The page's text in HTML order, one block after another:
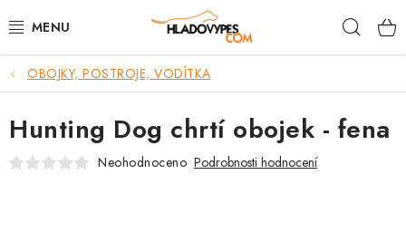
na
POTŘEBY PRO PSY
TAMI PŘEPRAVNÍ BOXY
SPORT SE PSEM
OBOJKY, POSTROJE, VODÍTKA
Hunting Dog chrtí obojek - fena
Neohodnoceno Podrobnosti hodnocení